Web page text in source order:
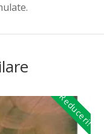
Reduceri!